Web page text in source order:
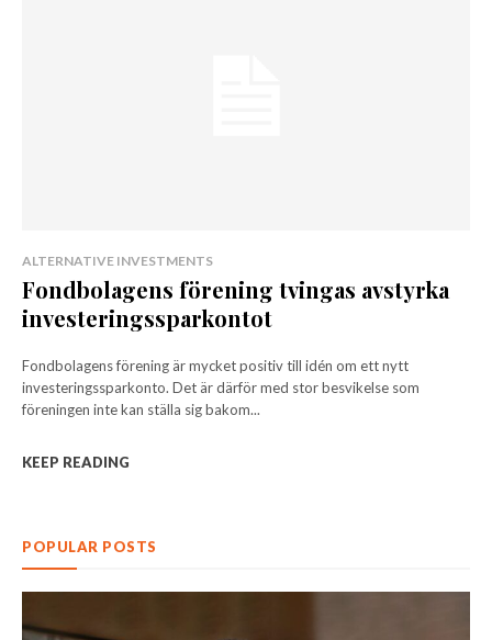
ALTERNATIVE INVESTMENTS
Fondbolagens förening tvingas avstyrka
investeringssparkontot
Fondbolagens förening är mycket positiv till idén om ett nytt
investeringssparkonto. Det är därför med stor besvikelse som
föreningen inte kan ställa sig bakom...
KEEP READING
POPULAR POSTS